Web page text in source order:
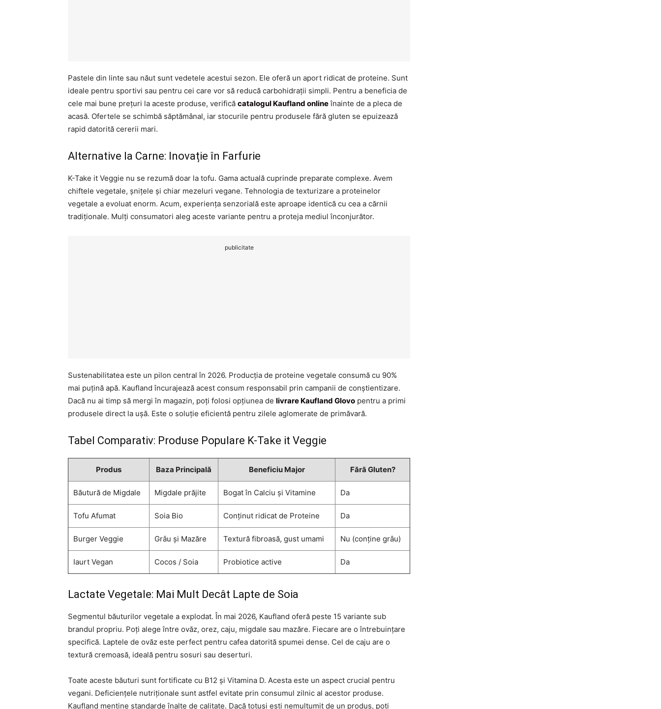
Pastele din linte sau năut sunt vedetele acestui sezon. Ele oferă un aport ridicat de proteine. Sunt
ideale pentru sportivi sau pentru cei care vor să reducă carbohidrații simpli. Pentru a beneficia de
cele mai bune prețuri la aceste produse, verifică catalogul Kaufland onlineînainte de a pleca de
acasă. Ofertele se schimbă săptămânal, iar stocurile pentru produsele fără gluten se epuizează
rapid datorită cererii mari.
Alternative la Carne: Inovație în Farfurie
K-Take it Veggie nu se rezumă doar la tofu. Gama actuală cuprinde preparate complexe. Avem
chiftele vegetale, șnițele și chiar mezeluri vegane. Tehnologia de texturizare a proteinelor
vegetale a evoluat enorm. Acum, experiența senzorială este aproape identică cu cea a cărnii
tradiționale. Mulți consumatori aleg aceste variante pentru a proteja mediul înconjurător.
publicitate
Sustenabilitatea este un pilon central în 2026. Producția de proteine vegetale consumă cu 90%
mai puțină apă. Kaufland încurajează acest consum responsabil prin campanii de conștientizare.
Dacă nu ai timp să mergi în magazin, poți folosi opțiunea de livrare Kaufland Glovo pentru a primi
produsele direct la ușă. Este o soluție eficientă pentru zilele aglomerate de primăvară.
Tabel Comparativ: Produse Populare K-Take it Veggie
Produs Baza Principală Beneficiu Major Fără Gluten?
Băutură de Migdale Migdale prăjite Bogat în Calciu și Vitamine Da
Tofu Afumat Soia Bio Conținut ridicat de Proteine Da
Burger Veggie Grâu și Mazăre Textură fibroasă, gust umami Nu (conține grâu)
Iaurt Vegan Cocos / Soia Probiotice active Da
Lactate Vegetale: Mai Mult Decât Lapte de Soia
Segmentul băuturilor vegetale a explodat. În mai 2026, Kaufland oferă peste 15 variante sub
brandul propriu. Poți alege între ovăz, orez, caju, migdale sau mazăre. Fiecare are o întrebuințare
specifică. Laptele de ovăz este perfect pentru cafea datorită spumei dense. Cel de caju are o
textură cremoasă, ideală pentru sosuri sau deserturi.
Toate aceste băuturi sunt fortificate cu B12 și Vitamina D. Acesta este un aspect crucial pentru
vegani. Deficiențele nutriționale sunt astfel evitate prin consumul zilnic al acestor produse.
Kaufland menține standarde înalte de calitate. Dacă totuși ești nemulțumit de un produs, poți